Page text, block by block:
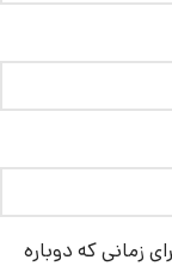
زمانی که دوباره